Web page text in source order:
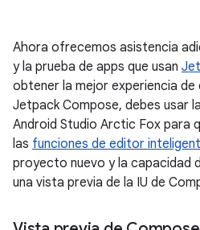
Ahora ofrecemos asistencia
y la prueba de apps que usan
obtener la mejor experiencia
Jetpack Compose, debes usar
Android Studio Arctic Fox para
las funciones de editor
proyecto nuevo y la capacidad
una vista previa de la IU de